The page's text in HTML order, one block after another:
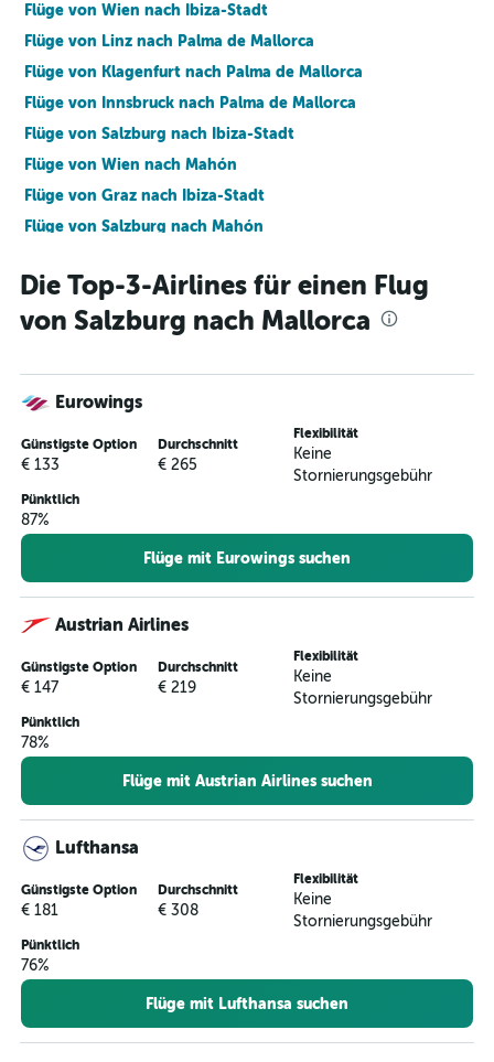
Flüge von Wien nach Ibiza-Stadt
Flüge von Linz nach Palma de Mallorca
Flüge von Klagenfurt nach Palma de Mallorca
Flüge von Innsbruck nach Palma de Mallorca
Flüge von Salzburg nach Ibiza-Stadt
Flüge von Wien nach Mahón
Flüge von Graz nach Ibiza-Stadt
Flüge von Salzburg nach Mahón
Flüge von Linz nach Mahón
Flüge von Linz nach Ibiza-Stadt
Flüge von Klagenfurt nach Ibiza-Stadt
Flüge von Innsbruck nach Mahón
Flüge von Graz nach Mahón
Die Top-3-Airlines für einen Flug
von Salzburg nach Mallorca
Eurowings
Günstigste Option
€ 133
Durchschnitt
€ 265
Flexibilität
Keine
Stornierungsgebühr
Pünktlich
87%
Flüge mit Eurowings suchen
Austrian Airlines
Günstigste Option
€ 147
Durchschnitt
€ 219
Flexibilität
Keine
Stornierungsgebühr
Pünktlich
78%
Flüge mit Austrian Airlines suchen
Lufthansa
Günstigste Option
€ 181
Durchschnitt
€ 308
Flexibilität
Keine
Stornierungsgebühr
Pünktlich
76%
Flüge mit Lufthansa suchen